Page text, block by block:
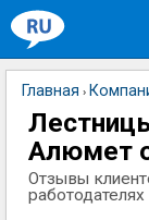
Главная ›
Алюмет
Отзывы
работодателях